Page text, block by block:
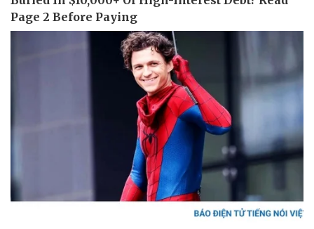
Lịch thi đấu bóng đá
eSports
Ô tô - Xe máy
Ô tô
Xe máy
Tư vấn